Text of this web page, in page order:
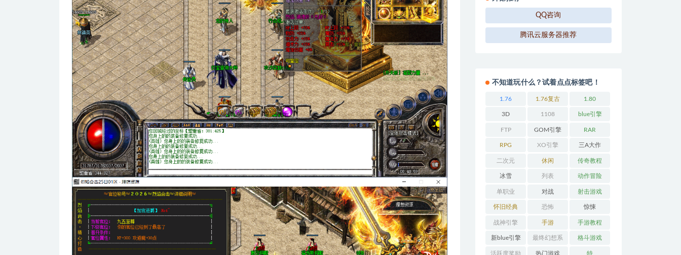
QQ咨询
腾讯云服务器推荐
不知道玩什么？试着点点标签吧！
1.76 1.76复古 1.80
3D 1108 blue引擎
FTP GOM引擎 RAR
RPG XO引擎 三A大作
二次元 休闲 传奇教程
冰雪 列表 动作冒险
单职业 对战 射击游戏
怀旧经典 恐怖 惊悚
战神引擎 手游 手游教程
新blue引擎 最终幻想系
列
格斗游戏
活跃度奖励 热门游戏 特